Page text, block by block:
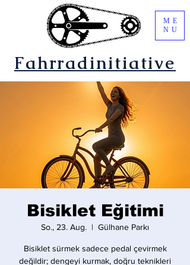
Fahrradinitiative
ME
NU
Bisiklet Eğitimi
So., 23. Aug.
  |
Gülhane Parkı
Bisiklet sürmek sadece pedal çevirmek
değildir; dengeyi kurmak, doğru teknikleri